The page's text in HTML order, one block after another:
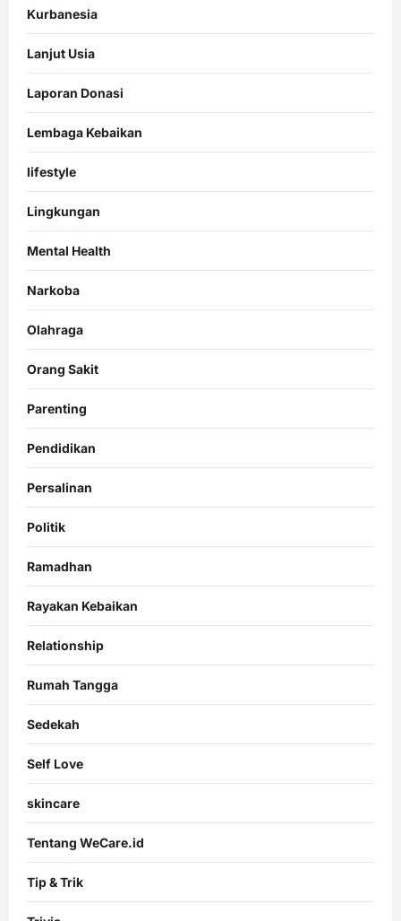
Kurbanesia
Lanjut Usia
Laporan Donasi
Lembaga Kebaikan
lifestyle
Lingkungan
Mental Health
Narkoba
Olahraga
Orang Sakit
Parenting
Pendidikan
Persalinan
Politik
Ramadhan
Rayakan Kebaikan
Relationship
Rumah Tangga
Sedekah
Self Love
skincare
Tentang WeCare.id
Tip & Trik